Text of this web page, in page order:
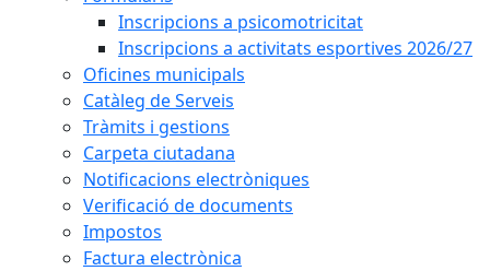
Inscripcions a psicomotricitat
Inscripcions a activitats esportives 2026/27
Oficines municipals
Catàleg de Serveis
Tràmits i gestions
Carpeta ciutadana
Notificacions electròniques
Verificació de documents
Impostos
Factura electrònica